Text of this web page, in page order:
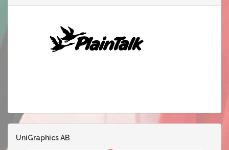
UniGraphics AB